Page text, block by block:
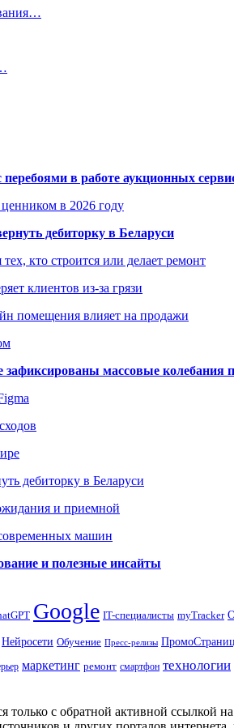
в работе аукционных
в 2026 году
дебиторку в Беларуси
кто строится или делает ремонт
клиентов из-за грязи
помещения влияет на продажи
зафиксированы массовые колебания
дебиторку в Беларуси
и приемной
машин
и полезные инсайты
Google IT-специалисты myTracker
Нейросети Обучение Пресс-релизы
маркетинг ремонт смартфон технологии
с обратной активной ссылкой